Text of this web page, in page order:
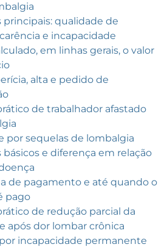
principais: qualidade de
e incapacidade
em linhas gerais, o valor
alta e pedido de
de trabalhador afastado
por sequelas de lombalgia
básicos e diferença em relação
de pagamento e até quando o
pago
de redução parcial da
após dor lombar crônica
incapacidade permanente